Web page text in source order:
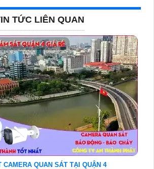
TỨC LIÊN QUAN
CAMERA QUAN SÁT TẠI QUẬN 4